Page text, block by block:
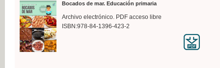
Bocados de mar. Educación primaria
Archivo electrónico. PDF acceso libre
ISBN:978-84-1396-423-2